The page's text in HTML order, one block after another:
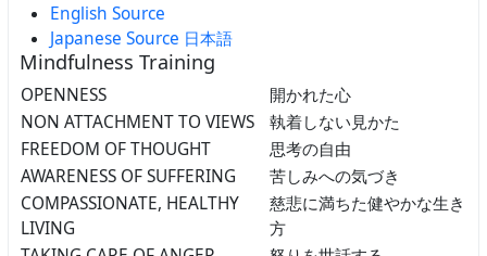
English Source
Japanese Source 日本語
Mindfulness Training
OPENNESS
開かれた心
NON ATTACHMENT TO VIEWS
執着しない見かた
FREEDOM OF THOUGHT
思考の自由
AWARENESS OF SUFFERING
苦しみへの気づき
COMPASSIONATE, HEALTHY
LIVING
慈悲に満ちた健やかな生き
方